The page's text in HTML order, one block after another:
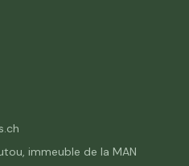
immeuble de la MAN